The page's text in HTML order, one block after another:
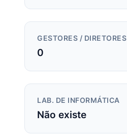
GESTORES / DIRETORES
0
LAB. DE INFORMÁTICA
Não existe